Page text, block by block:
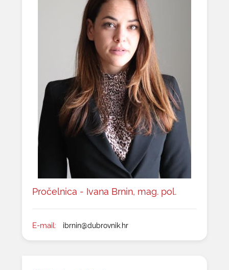
Pročelnica - Ivana Brnin, mag. pol.
E-mail: ibrnin@dubrovnik.hr